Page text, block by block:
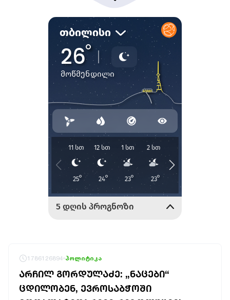
1786126894 პოლიტიკა
ᲐᲠᲩᲘᲚ ᲒᲝᲠᲓᲣᲚᲐᲫᲔ: „ᲜᲐᲪᲔᲑᲘ“
ᲪᲓᲘᲚᲝᲑᲔᲜ, ᲔᲕᲠᲝᲡᲐᲑᲭᲝᲨᲘ